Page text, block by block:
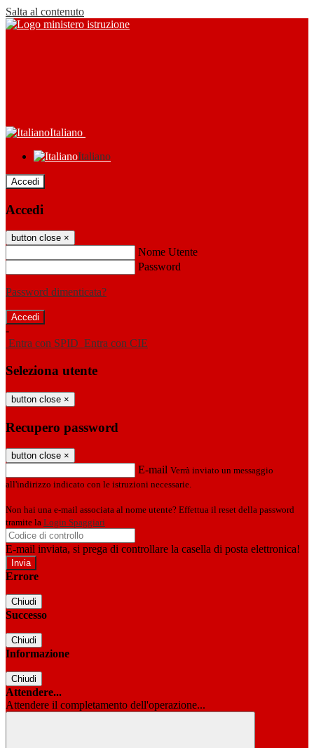
Salta al contenuto
Italiano
Italiano
Accedi
Accedi
button close ×
Nome Utente
Password
Password dimenticata?
-
Entra con SPID Entra con CIE
Seleziona utente
button close ×
Recupero password
button close ×
E-mail Verrà inviato un messaggio
all'indirizzo indicato con le istruzioni necessarie.
Non hai una e-mail associata al nome utente? Effettua il reset della password
tramite la Login Spaggiari
E-mail inviata, si prega di controllare la casella di posta elettronica!
Errore
Chiudi
Successo
Chiudi
Informazione
Chiudi
Attendere...
Attendere il completamento dell'operazione...